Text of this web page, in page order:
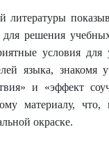
литературы
решения
условия
языка,
и «эффект
материалу,
окраске.